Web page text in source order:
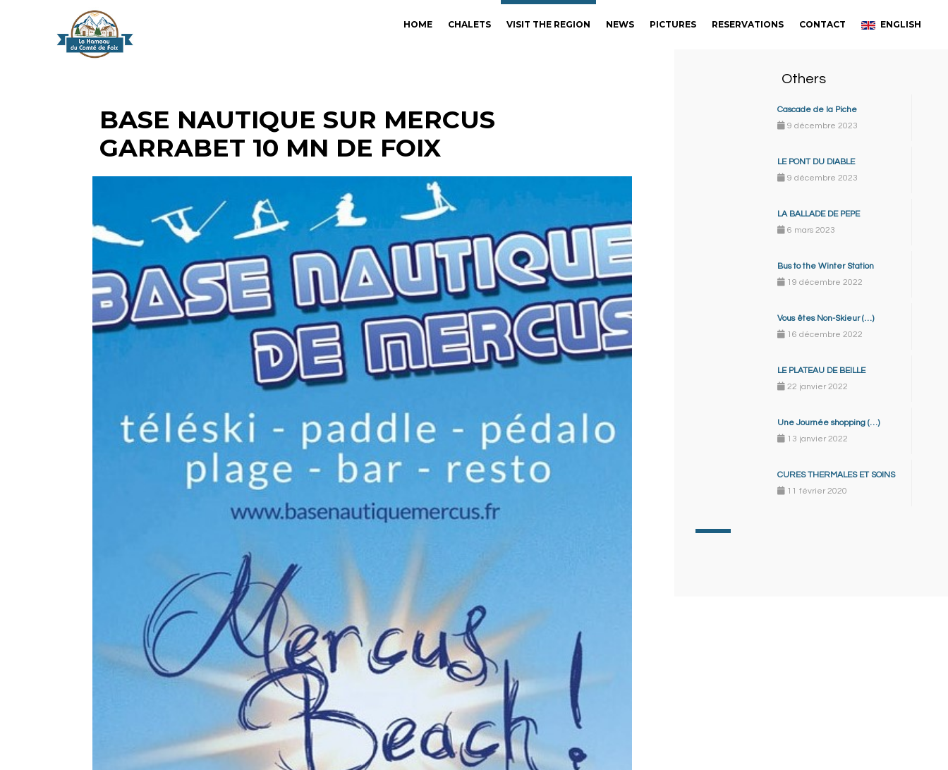
HOME CHALETS VISIT THE REGION NEWS PICTURES RESERVATIONS CONTACT ENGLISH
BASE NAUTIQUE SUR MERCUS
GARRABET 10 MN DE FOIX
Others
Cascade de la Piche
9 décembre 2023
LE PONT DU DIABLE
9 décembre 2023
LA BALLADE DE PEPE
6 mars 2023
Bus to the Winter Station
19 décembre 2022
Vous êtes Non-Skieur (…)
16 décembre 2022
LE PLATEAU DE BEILLE
22 janvier 2022
Une Journée shopping (…)
13 janvier 2022
CURES THERMALES ET SOINS
11 février 2020